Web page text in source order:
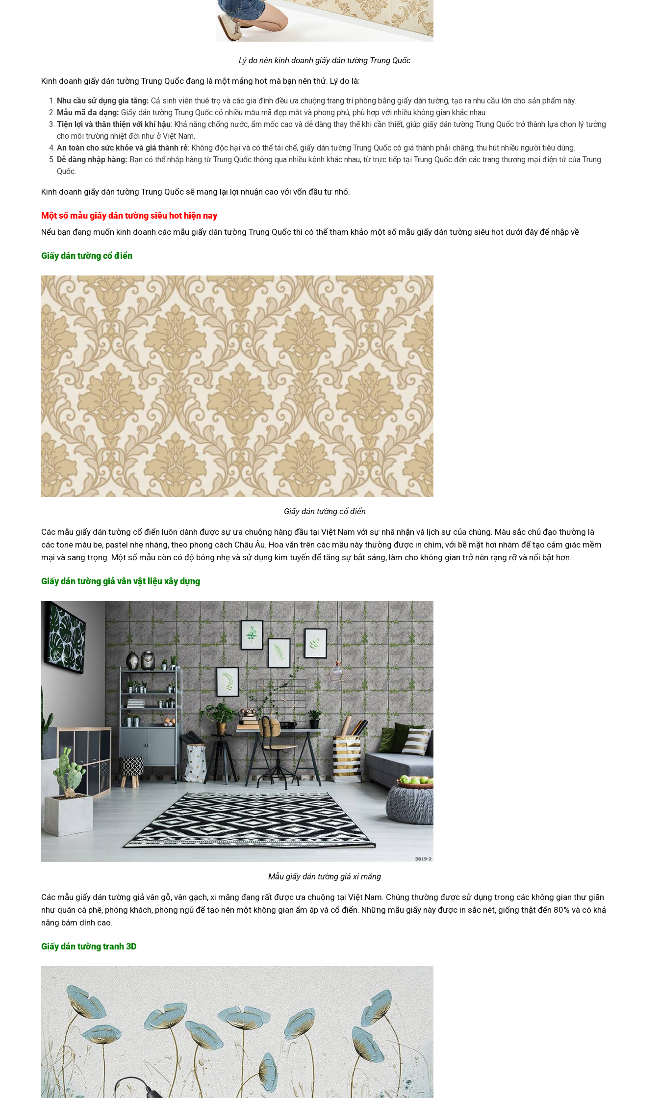
Lý do nên kinh doanh giấy dán tường Trung Quốc
Kinh doanh giấy dán tường Trung Quốc đang là một mảng hot mà bạn nên thử. Lý do là:
Nhu cầu sử dụng gia tăng: Cả sinh viên thuê trọ và các gia đình đều ưa chuộng trang trí phòng bằng giấy dán tường, tạo ra nhu cầu lớn cho sản phẩm này.
Mẫu mã đa dạng: Giấy dán tường Trung Quốc có nhiều mẫu mã đẹp mắt và phong phú, phù hợp với nhiều không gian khác nhau.
Tiện lợi và thân thiện với khí hậu: Khả năng chống nước, ẩm mốc cao và dễ dàng thay thế khi cần thiết, giúp giấy dán tường Trung Quốc trở thành lựa chọn lý tưởng
cho môi trường nhiệt đới như ở Việt Nam.
An toàn cho sức khỏe và giá thành rẻ: Không độc hại và có thể tái chế, giấy dán tường Trung Quốc có giá thành phải chăng, thu hút nhiều người tiêu dùng.
Dễ dàng nhập hàng: Bạn có thể nhập hàng từ Trung Quốc thông qua nhiều kênh khác nhau, từ trực tiếp tại Trung Quốc đến các trang thương mại điện tử của Trung
Quốc.
Kinh doanh giấy dán tường Trung Quốc sẽ mang lại lợi nhuận cao với vốn đầu tư nhỏ.
Một số mẫu giấy dán tường siêu hot hiện nay
Nếu bạn đang muốn kinh doanh các mẫu giấy dán tường Trung Quốc thì có thể tham khảo một số mẫu giấy dán tường siêu hot dưới đây để nhập về
Giấy dán tường cổ điển
Giấy dán tường cổ điển
Các mẫu giấy dán tường cổ điển luôn dành được sự ưa chuộng hàng đầu tại Việt Nam với sự nhã nhặn và lịch sự của chúng. Màu sắc chủ đạo thường là
các tone màu be, pastel nhẹ nhàng, theo phong cách Châu Âu. Hoa văn trên các mẫu này thường được in chìm, với bề mặt hơi nhám để tạo cảm giác mềm
mại và sang trọng. Một số mẫu còn có độ bóng nhẹ và sử dụng kim tuyến để tăng sự bắt sáng, làm cho không gian trở nên rạng rỡ và nổi bật hơn.
Giấy dán tường giả vân vật liệu xây dựng
Mẫu giấy dán tường giả xi măng
Các mẫu giấy dán tường giả vân gỗ, vân gạch, xi măng đang rất được ưa chuộng tại Việt Nam. Chúng thường được sử dụng trong các không gian thư giãn
như quán cà phê, phòng khách, phòng ngủ để tạo nên một không gian ấm áp và cổ điển. Những mẫu giấy này được in sắc nét, giống thật đến 80% và có khả
năng bám dính cao.
Giấy dán tường tranh 3D